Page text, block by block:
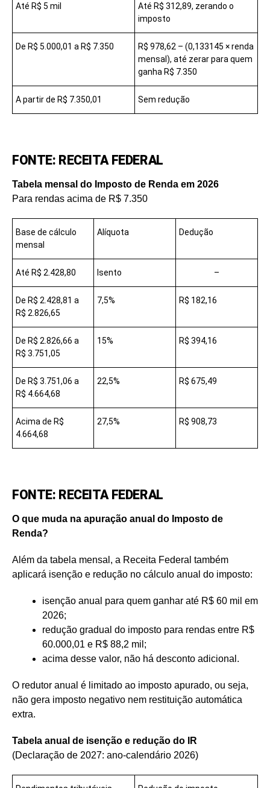
Até R$ 5 mil
Até R$ 312,89, zerando o
imposto
De R$ 5.000,01 a R$ 7.350
R$ 978,62 – (0,133145 × renda
mensal), até zerar para quem
ganha R$ 7.350
A partir de R$ 7.350,01 Sem redução
FONTE: RECEITA FEDERAL
Tabela mensal do Imposto de Renda em 2026
Para rendas acima de R$ 7.350
Base de cálculo
mensal
Alíquota Dedução
Até R$ 2.428,80 Isento –
De R$ 2.428,81 a
R$ 2.826,65
7,5% R$ 182,16
De R$ 2.826,66 a
R$ 3.751,05
15% R$ 394,16
De R$ 3.751,06 a
R$ 4.664,68
22,5% R$ 675,49
Acima de R$
4.664,68
27,5% R$ 908,73
FONTE: RECEITA FEDERAL
O que muda na apuração anual do Imposto de
Renda?
Além da tabela mensal, a Receita Federal também
aplicará isenção e redução no cálculo anual do imposto:
isenção anual para quem ganhar até R$ 60 mil em
2026;
redução gradual do imposto para rendas entre R$
60.000,01 e R$ 88,2 mil;
acima desse valor, não há desconto adicional.
O redutor anual é limitado ao imposto apurado, ou seja,
não gera imposto negativo nem restituição automática
extra.
Tabela anual de isenção e redução do IR
(Declaração de 2027: ano-calendário 2026)